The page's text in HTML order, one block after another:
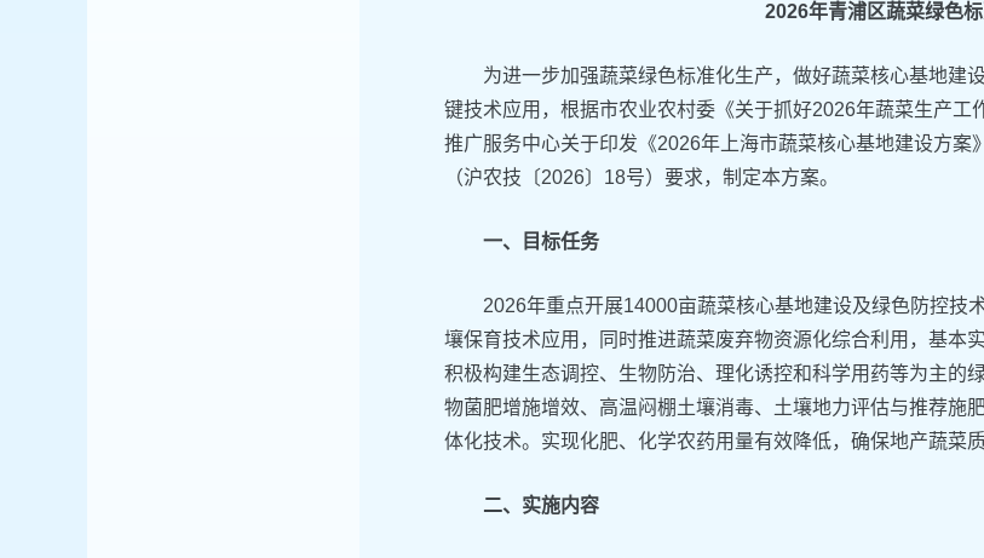
2026年青浦区蔬菜绿色
为进一步加强蔬菜绿色标准化生产，做好蔬菜核心基地建
键技术应用，根据市农业农村委《关于抓好2026年蔬菜生产
推广服务中心关于印发《2026年上海市蔬菜核心基地建设方
（沪农技〔2026〕18号）要求，制定本方案。
一、目标任务
2026年重点开展14000亩蔬菜核心基地建设及绿色防控技
壤保育技术应用，同时推进蔬菜废弃物资源化综合利用，基本
积极构建生态调控、生物防治、理化诱控和科学用药等为主的
物菌肥增施增效、高温闷棚土壤消毒、土壤地力评估与推荐施
体化技术。实现化肥、化学农药用量有效降低，确保地产蔬菜
二、实施内容